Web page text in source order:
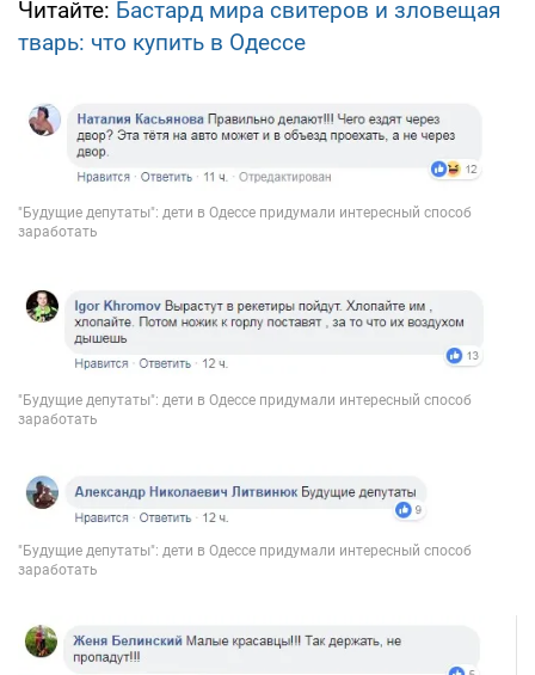
Читайте: Бастард мира свитеров и зловещая
тварь: что купить в Одессе